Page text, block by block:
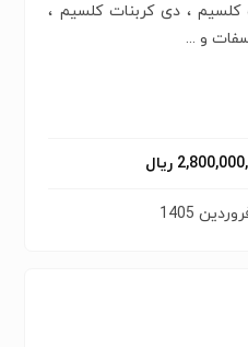
کلسیم ، دی کربنات کلسیم ،
و ...
ریال